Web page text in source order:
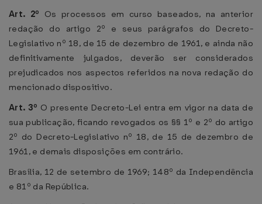
Art. 2º Os processos em curso baseados, na anterior
redação do artigo 2º e seus parágrafos do Decreto-
Legislativo nº 18, de 15 de dezembro de 1961, e ainda não
definitivamente julgados, deverão ser considerados
prejudicados nos aspectos referidos na nova redação do
mencionado dispositivo.
Art. 3º O presente Decreto-Lei entra em vigor na data de
sua publicação, ficando revogados os §§ 1º e 2º do artigo
2º do Decreto-Legislativo nº 18, de 15 de dezembro de
1961, e demais disposições em contrário.
Brasília, 12 de setembro de 1969; 148º da Independência
e 81º da República.